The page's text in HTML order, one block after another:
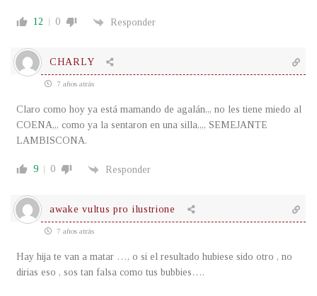
12 0 Responder
CHARLY
7 años atrás
Claro como hoy ya está mamando de agalán,,, no les tiene miedo al
COENA,,, como ya la sentaron en una silla,,,, SEMEJANTE
LAMBISCONA.
9 0 Responder
awake vultus pro ilustrione
7 años atrás
Hay hija te van a matar …, o si el resultado hubiese sido otro , no
dirias eso , sos tan falsa como tus bubbies….